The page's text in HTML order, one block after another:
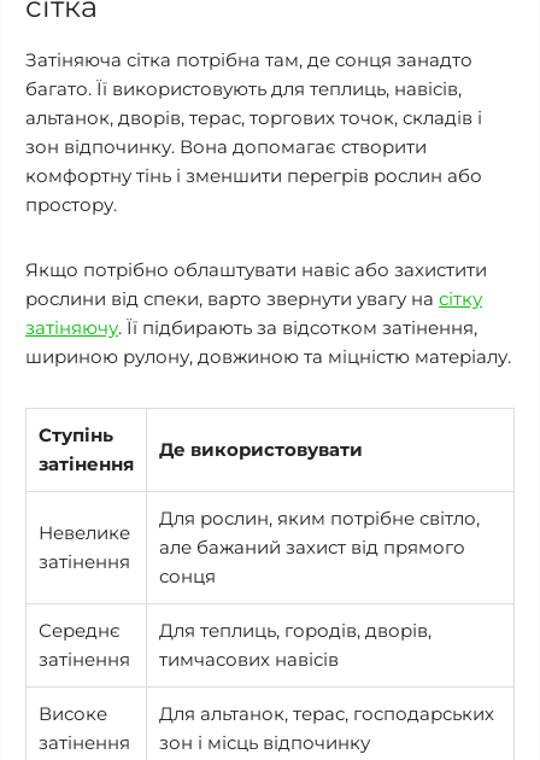
Затіняюча сітка потрібна там, де сонця занадто
багато. Її використовують для теплиць, навісів,
альтанок, дворів, терас, торгових точок, складів і
зон відпочинку. Вона допомагає створити
комфортну тінь і зменшити перегрів рослин або
простору.
Якщо потрібно облаштувати навіс або захистити
рослини від спеки, варто звернути увагу на сітку
затіняючу. Її підбирають за відсотком затінення,
шириною рулону, довжиною та міцністю матеріалу.
Ступінь
затінення
Де використовувати
Невелике
затінення
Для рослин, яким потрібне світло,
але бажаний захист від прямого
сонця
Середнє
затінення
Для теплиць, городів, дворів,
тимчасових навісів
Високе
затінення
Для альтанок, терас, господарських
зон і місць відпочинку